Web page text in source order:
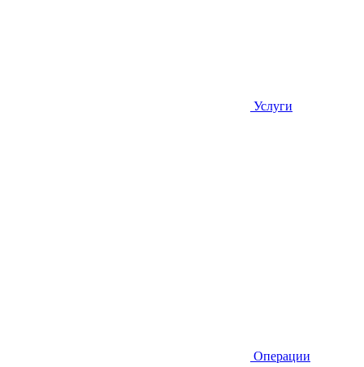
Услуги
Операции